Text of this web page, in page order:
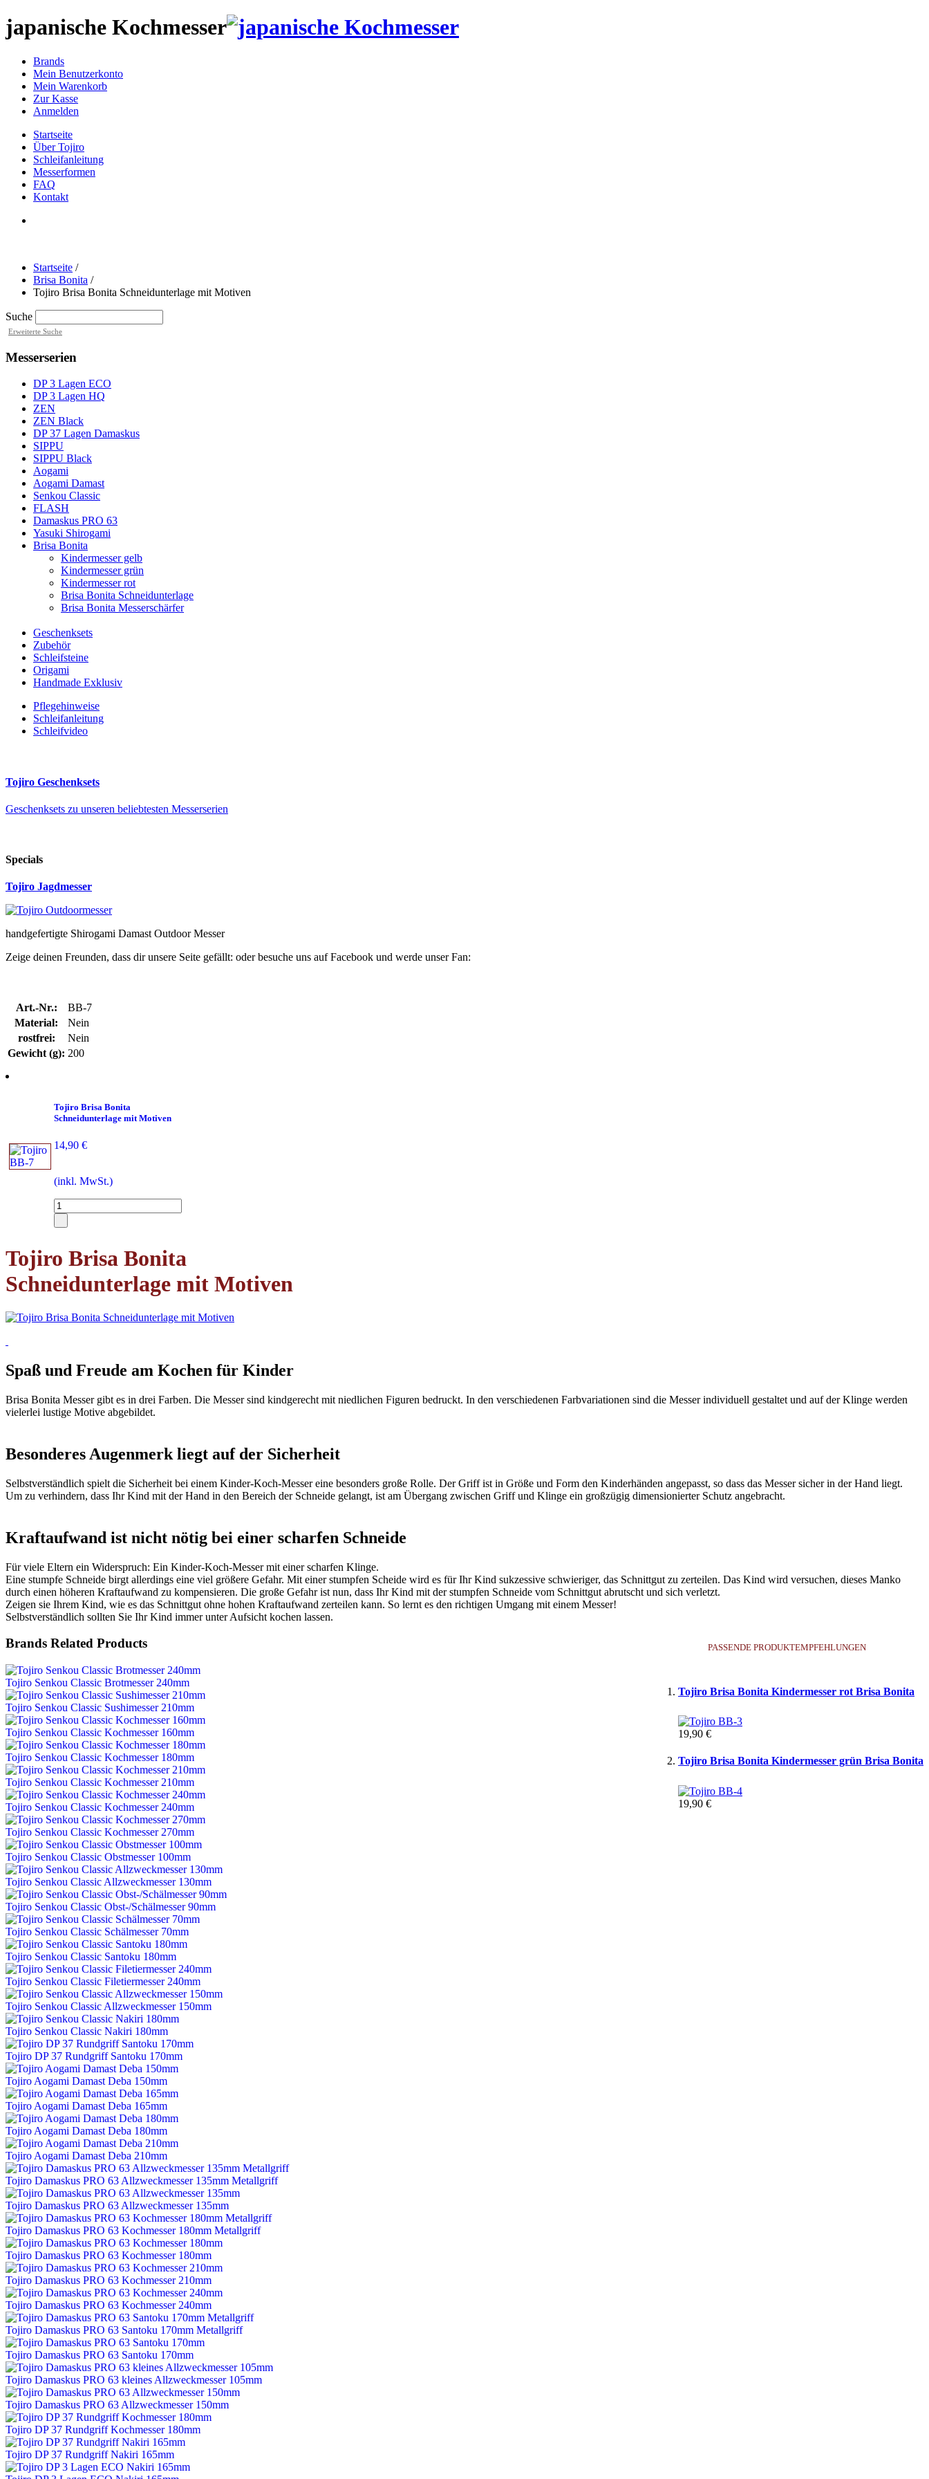
japanische Kochmesser
Brands
Mein Benutzerkonto
Mein Warenkorb
Zur Kasse
Anmelden
Startseite
Über Tojiro
Schleifanleitung
Messerformen
FAQ
Kontakt
Startseite /
Brisa Bonita /
Tojiro Brisa Bonita Schneidunterlage mit Motiven
Suche
Erweiterte Suche
Messerserien
DP 3 Lagen ECO
DP 3 Lagen HQ
ZEN
ZEN Black
DP 37 Lagen Damaskus
SIPPU
SIPPU Black
Aogami
Aogami Damast
Senkou Classic
FLASH
Damaskus PRO 63
Yasuki Shirogami
Brisa Bonita
Kindermesser gelb
Kindermesser grün
Kindermesser rot
Brisa Bonita Schneidunterlage
Brisa Bonita Messerschärfer
Geschenksets
Zubehör
Schleifsteine
Origami
Handmade Exklusiv
Pflegehinweise
Schleifanleitung
Schleifvideo
Tojiro Geschenksets
Geschenksets zu unseren beliebtesten Messerserien
Specials
Tojiro Jagdmesser
handgefertigte Shirogami Damast Outdoor Messer
Zeige deinen Freunden, dass dir unsere Seite gefällt: oder besuche uns auf Facebook und werde unser Fan:
Art.-Nr.:
BB-7
Material:
Nein
rostfrei:
Nein
Gewicht (g): 200
Tojiro Brisa Bonita
Schneidunterlage mit Motiven
14,90 €
(inkl. MwSt.)
Tojiro Brisa Bonita
Schneidunterlage mit Motiven
Spaß und Freude am Kochen für Kinder
Brisa Bonita Messer gibt es in drei Farben. Die Messer sind kindgerecht mit niedlichen Figuren bedruckt. In den verschiedenen Farbvariationen sind die Messer individuell gestaltet und auf der Klinge werden
vielerlei lustige Motive abgebildet.
Besonderes Augenmerk liegt auf der Sicherheit
Selbstverständlich spielt die Sicherheit bei einem Kinder-Koch-Messer eine besonders große Rolle. Der Griff ist in Größe und Form den Kinderhänden angepasst, so dass das Messer sicher in der Hand liegt.
Um zu verhindern, dass Ihr Kind mit der Hand in den Bereich der Schneide gelangt, ist am Übergang zwischen Griff und Klinge ein großzügig dimensionierter Schutz angebracht.
Kraftaufwand ist nicht nötig bei einer scharfen Schneide
Für viele Eltern ein Widerspruch: Ein Kinder-Koch-Messer mit einer scharfen Klinge.
Eine stumpfe Schneide birgt allerdings eine viel größere Gefahr. Mit einer stumpfen Scheide wird es für Ihr Kind sukzessive schwieriger, das Schnittgut zu zerteilen. Das Kind wird versuchen, dieses Manko
durch einen höheren Kraftaufwand zu kompensieren. Die große Gefahr ist nun, dass Ihr Kind mit der stumpfen Schneide vom Schnittgut abrutscht und sich verletzt.
Zeigen sie Ihrem Kind, wie es das Schnittgut ohne hohen Kraftaufwand zerteilen kann. So lernt es den richtigen Umgang mit einem Messer!
Selbstverständlich sollten Sie Ihr Kind immer unter Aufsicht kochen lassen.
PASSENDE PRODUKTEMPFEHLUNGEN
Tojiro Brisa Bonita Kindermesser rot Brisa Bonita
19,90 €
Tojiro Brisa Bonita Kindermesser grün Brisa Bonita
19,90 €
Brands Related Products
Tojiro Senkou Classic Brotmesser 240mm
Tojiro Senkou Classic Sushimesser 210mm
Tojiro Senkou Classic Kochmesser 160mm
Tojiro Senkou Classic Kochmesser 180mm
Tojiro Senkou Classic Kochmesser 210mm
Tojiro Senkou Classic Kochmesser 240mm
Tojiro Senkou Classic Kochmesser 270mm
Tojiro Senkou Classic Obstmesser 100mm
Tojiro Senkou Classic Allzweckmesser 130mm
Tojiro Senkou Classic Obst-/Schälmesser 90mm
Tojiro Senkou Classic Schälmesser 70mm
Tojiro Senkou Classic Santoku 180mm
Tojiro Senkou Classic Filetiermesser 240mm
Tojiro Senkou Classic Allzweckmesser 150mm
Tojiro Senkou Classic Nakiri 180mm
Tojiro DP 37 Rundgriff Santoku 170mm
Tojiro Aogami Damast Deba 150mm
Tojiro Aogami Damast Deba 165mm
Tojiro Aogami Damast Deba 180mm
Tojiro Aogami Damast Deba 210mm
Tojiro Damaskus PRO 63 Allzweckmesser 135mm Metallgriff
Tojiro Damaskus PRO 63 Allzweckmesser 135mm
Tojiro Damaskus PRO 63 Kochmesser 180mm Metallgriff
Tojiro Damaskus PRO 63 Kochmesser 180mm
Tojiro Damaskus PRO 63 Kochmesser 210mm
Tojiro Damaskus PRO 63 Kochmesser 240mm
Tojiro Damaskus PRO 63 Santoku 170mm Metallgriff
Tojiro Damaskus PRO 63 Santoku 170mm
Tojiro Damaskus PRO 63 kleines Allzweckmesser 105mm
Tojiro Damaskus PRO 63 Allzweckmesser 150mm
Tojiro DP 37 Rundgriff Kochmesser 180mm
Tojiro DP 37 Rundgriff Nakiri 165mm